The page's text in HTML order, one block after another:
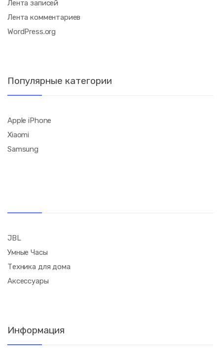
Лента записей
Лента комментариев
WordPress.org
Популярные категории
Apple iPhone
Xiaomi
Samsung
JBL
Умные Часы
Техника для дома
Аксессуары
Информация